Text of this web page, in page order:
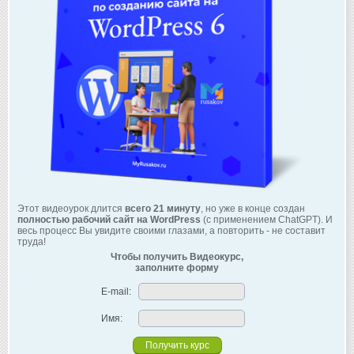
Этот видеоурок длится всего 21 минуту , но уже в конце создан
полностью рабочий сайт на WordPress (с применением ChatGPT). И
весь процесс Вы увидите своими глазами, а повторить - не составит
труда!
Чтобы получить Видеокурс,
заполните форму
E-mail:
Имя: